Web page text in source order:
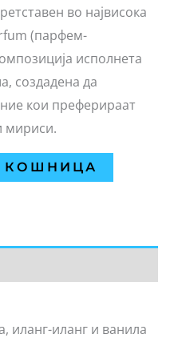
во највисока
(парфем-
исполнета
создадена да
кои преферираат
мириси.
КОШНИЦА
иланг-иланг и ванила